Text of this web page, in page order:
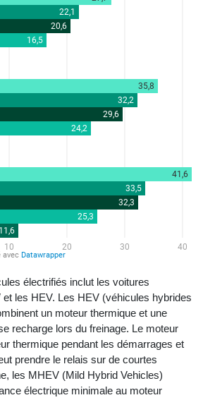
électrifiés inclut les voitures
les HEV. Les HEV (véhicules hybrides
un moteur thermique et une
recharge lors du freinage. Le moteur
thermique pendant les démarrages et
prendre le relais sur de courtes
les MHEV (Mild Hybrid Vehicles)
électrique minimale au moteur